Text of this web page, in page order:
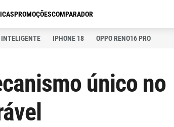
PROMOÇÕESCOMPARADOR
IPHONE 18 OPPO RENO16 PRO
único no